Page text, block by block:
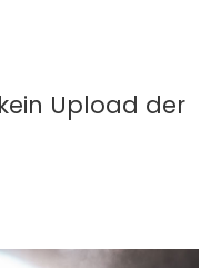
Upload der